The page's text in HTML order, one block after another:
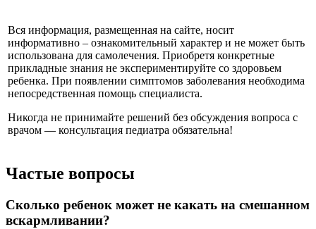
Вся информация, размещенная на сайте, носит
информативно – ознакомительный характер и не может быть
использована для самолечения. Приобретя конкретные
прикладные знания не экспериментируйте со здоровьем
ребенка. При появлении симптомов заболевания необходима
непосредственная помощь специалиста.
Никогда не принимайте решений без обсуждения вопроса с
врачом — консультация педиатра обязательна!
Частые вопросы
Сколько ребенок может не какать на смешанном
вскармливании?